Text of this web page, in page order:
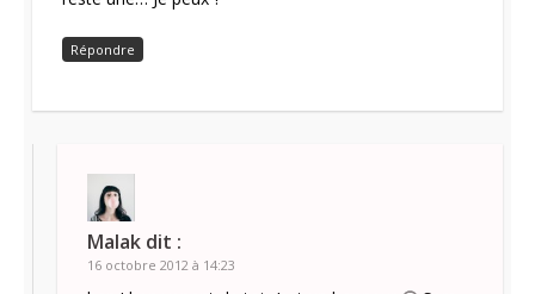
Répondre
Malak dit :
16 octobre 2012 à 14:23